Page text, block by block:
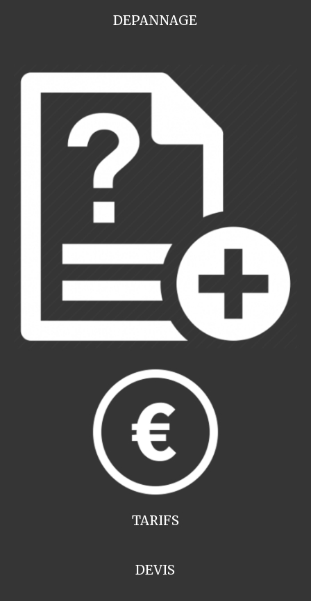
DEPANNAGE
TARIFS
DEVIS